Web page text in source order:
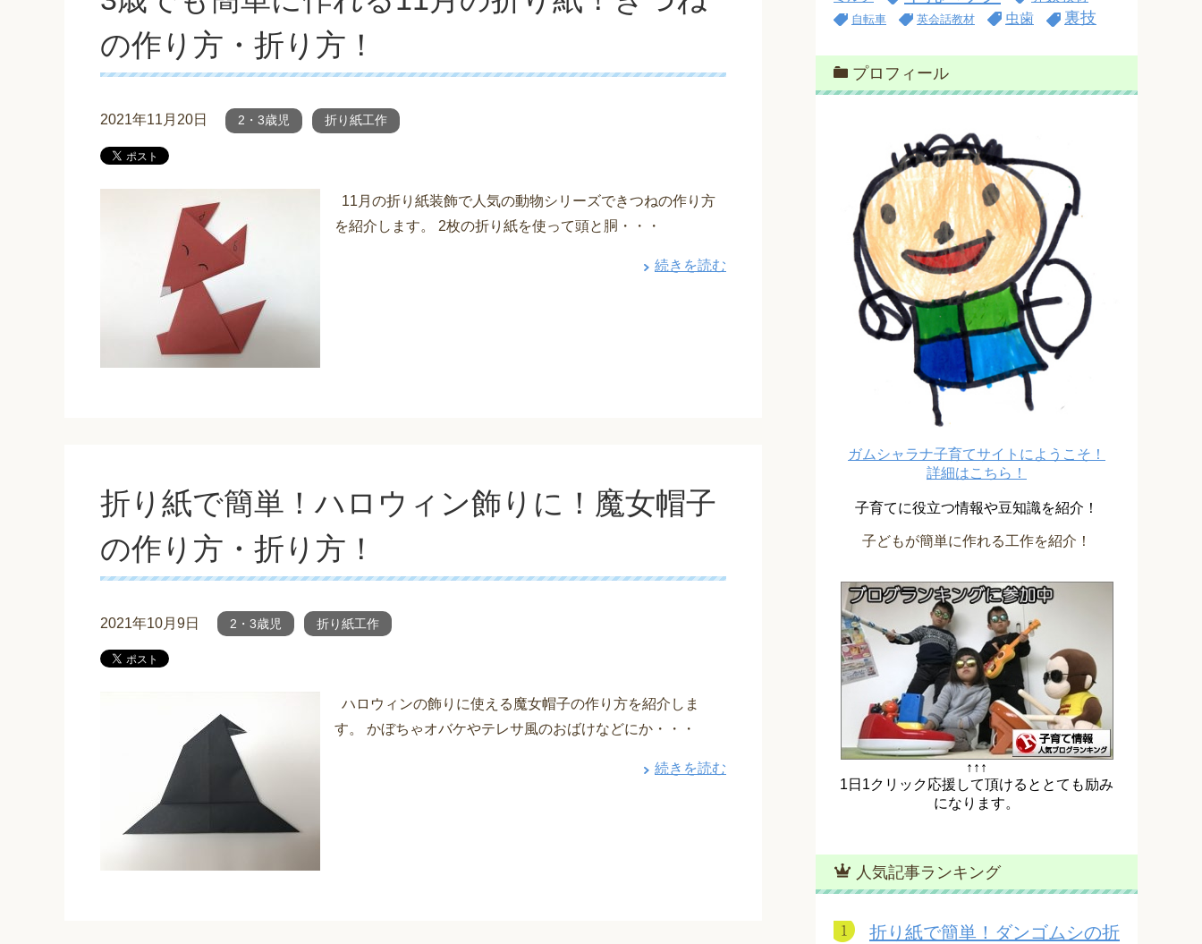
の作り方・折り方！
2021年11月20日 2・3歳児 折り紙工作
11月の折り紙装飾で人気の動物シリーズできつねの作り方
を紹介します。 2枚の折り紙を使って頭と胴・・・
続きを読む
折り紙で簡単！ハロウィン飾りに！魔女帽子
の作り方・折り方！
2021年10月9日 2・3歳児 折り紙工作
ハロウィンの飾りに使える魔女帽子の作り方を紹介しま
す。 かぼちゃオバケやテレサ風のおばけなどにか・・・
続きを読む
自転車 英会話教材 虫歯 裏技
プロフィール
ガムシャラナ子育てサイトにようこそ！
詳細はこちら！
子育てに役立つ情報や豆知識を紹介！
子どもが簡単に作れる工作を紹介！
↑↑↑
1日1クリック応援して頂けるととても励み
になります。
人気記事ランキング
折り紙で簡単！ダンゴムシの折